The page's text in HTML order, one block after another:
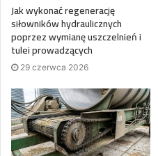
Jak wykonać regenerację
siłowników hydraulicznych
poprzez wymianę uszczelnień i
tulei prowadzących
29 czerwca 2026